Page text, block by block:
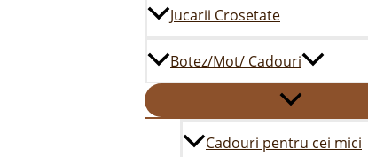
Jucarii Crosetate
Botez/Mot/ Cadouri
Cadouri pentru cei mici